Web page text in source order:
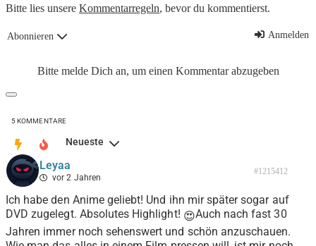
Bitte lies unsere Kommentarregeln, bevor du kommentierst.
Abonnieren Anmelden
Bitte melde Dich an, um einen Kommentar abzugeben
5KOMMENTARE
Neueste
Leyaa
vor 2 Jahren
#1215412
Ich habe den Anime geliebt! Und ihn mir später sogar auf
DVD zugelegt. Absolutes Highlight! 😍Auch nach fast 30
Jahren immer noch sehenswert und schön anzuschauen.